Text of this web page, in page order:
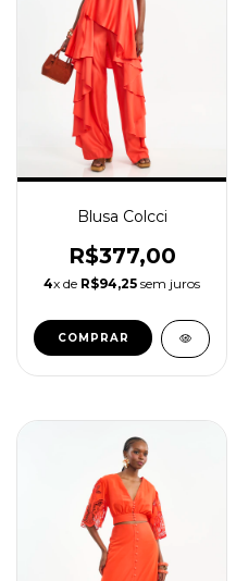
Blusa Colcci
R$377,00
4x de R$94,25 sem juros
COMPRAR